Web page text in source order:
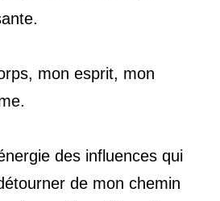
mon esprit, mon
des influences qui
de mon chemin